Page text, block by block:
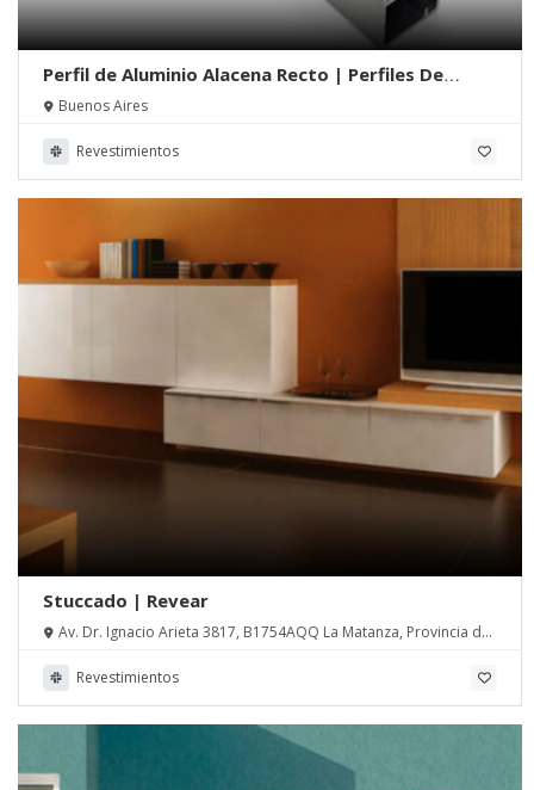
Perfil de Aluminio Alacena Recto | Perfiles De
Aluminio.net
Buenos Aires
Revestimientos
Stuccado | Revear
Av. Dr. Ignacio Arieta 3817, B1754AQQ La Matanza, Provincia de
Revestimientos